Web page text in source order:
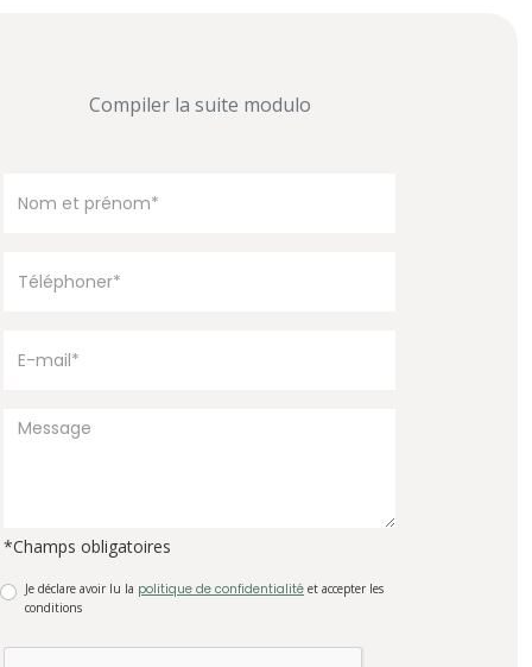
Compiler la suite modulo
*Champs obligatoires
Je déclare avoir lu la politique de confidentialité et accepter les
conditions